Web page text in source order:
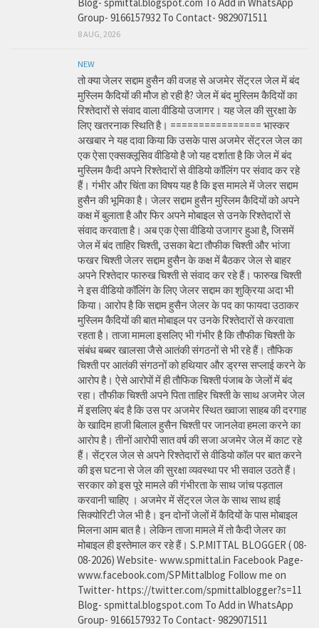
Group- 9166157932 To Contact- 9829071511
8 AUG, 2026
NEW
तो क्या जेलर सद्दाम हुसैन की वजह से अजमेर सेंट्रल जेल में बंद
मुस्लिम कैदियों की मौज हो रही है? जेल में बंद मुस्लिम कैदियों का
रिश्तेदारों से संवाद वाला वीडियो उजागर। यह जेल की सुरक्षा के
लिए खतरनाक स्थिति है। ================ भास्कर
अखबार ने यह दावा किया कि उसके पास अजमेर सेंट्रल जेल का
एक ऐसा एक्सक्लूसिव वीडियो है जो यह दर्शाता है कि जेल में बंद
मुस्लिम कैदी अपने रिश्तेदारों से वीडियो कॉलिंग पर संवाद कर रहे
हैं। गंभीर और चिंता का विषय यह है कि इस मामले में जेलर सद्दाम
हुसैन की भूमिका है। जेलर सद्दाम हुसैन मुस्लिम कैदियों को अपने
कक्ष में बुलाता है और फिर अपने मोबाइल से उनके रिश्तेदारों से
संवाद करवाता है। अब एक ऐसा वीडियो उजागर हुआ है, जिसमें
जेल में बंद ताहिर चिश्ती, उसका बेटा तौफीक चिश्ती और भांजा
फखर चिश्ती जेलर सद्दाम हुसैन के कक्ष में बैठकर जेल से बाहर
अपने रिश्तेदार फारुख चिश्ती से संवाद कर रहे हैं। फारुख चिश्ती
ने इस वीडियो कॉलिंग के लिए जेलर सद्दाम का शुक्रिया अदा भी
किया। आरोप है कि सद्दाम हुसैन जेलर के पद का फायदा उठाकर
मुस्लिम कैदियों की बात मोबाइल पर उनके रिश्तेदारों से करवाता
रहता है। ताजा मामला इसलिए भी गंभीर है कि तौफीक चिश्ती के
संबंध बब्बर खालसा जैसे आतंकी संगठनों से भी रहे हैं। तौफिक
चिश्ती पर आतंकी संगठनों को हथियार और ड्रग्स सप्लाई करने के
आरोप है। ऐसे आरोपों में ही तौफिक चिश्ती पंजाब के जेलों में बंद
रहा। तौफीक चिश्ती अपने पिता ताहिर चिश्ती के साथ अजमेर जेल
में इसलिए बंद है कि उस पर अजमेर स्थित ख्वाजा साहब की दरगाह
के खादिम हाजी बिलाल हुसैन चिश्ती पर जानलेवा हमला करने का
आरोप है। तीनों आरोपी सात वर्ष की सजा अजमेर जेल में काट रहे
हैं। सेंट्रल जेल से अपने रिश्तेदारों से वीडियो कॉल पर बात करने
की इस घटना से जेल की सुरक्षा व्यवस्था पर भी सवाल उठते हैं।
सरकार को इस पूरे मामले की गंभीरता के साथ जांच पड़ताल
करवानी चाहिए । अजमेर में सेंट्रल जेल के साथ साथ हाई
सिक्योरिटी जेल भी है। इन दोनों जेलों में कैदियों के पास मोबाइल
मिलना आम बात है। लेकिन ताजा मामले में तो कैदी जेलर का
मोबाइल ही इस्तेमाल कर रहे हैं। S.P.MITTAL BLOGGER ( 08-
08-2026) Website- www.spmittal.in Facebook Page-
www.facebook.com/SPMittalblog Follow me on
Twitter- https://twitter.com/spmittalblogger?s=11
Blog- spmittal.blogspot.com To Add in WhatsApp
Group- 9166157932 To Contact- 9829071511